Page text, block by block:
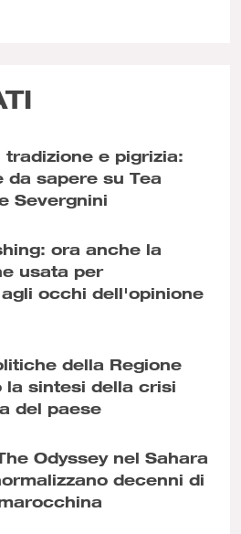
tradizione e pigrizia:
da sapere su Tea
Severgnini
ora anche la
usata per
occhi dell'opinione
della Regione
la sintesi della crisi
del paese
Odyssey nel Sahara
decenni di